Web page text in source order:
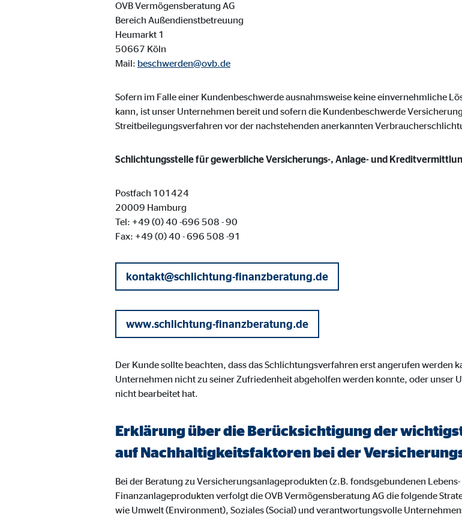
OVB Vermögensberatung AG
Bereich Außendienstbetreuung
Heumarkt 1
50667 Köln
Mail: beschwerden@ovb.de
Sofern im Falle einer Kundenbeschwerde ausnahmsweise keine einvernehmliche
kann, ist unser Unternehmen bereit und sofern die Kundenbeschwerde
Streitbeilegungsverfahren vor der nachstehenden anerkannten
Schlichtungsstelle für gewerbliche Versicherungs-, Anlage- und
Postfach 101424
20009 Hamburg
Tel: +49 (0) 40 -696 508 - 90
Fax: +49 (0) 40 - 696 508 -91
kontakt@schlichtung-finanzberatung.de
www.schlichtung-finanzberatung.de
Der Kunde sollte beachten, dass das Schlichtungsverfahren erst angerufen werden
Unternehmen nicht zu seiner Zufriedenheit abgeholfen werden konnte, oder unser
nicht bearbeitet hat.
Erklärung über die Berücksichtigung der
auf Nachhaltigkeitsfaktoren bei der
Bei der Beratung zu Versicherungsanlageprodukten (z.B. fondsgebundenen
Finanzanlageprodukten verfolgt die OVB Vermögensberatung AG die folgende
wie Umwelt (Environment), Soziales (Social) und verantwortungsvolle
Anbieter: Adform A/S
Externe Medien
Inhalte von Video- und Kartenplattformen werden beim Besuch unserer Webseite standardmäßig
Google Maps | Empfänger: OVB, Google Ireland Ltd.
google_maps
Anbieter: Google Ireland Ltd.
Cookie Laufzeit: 24 Monate
Zweck: Einbinden von Videos
Cookie Laufzeit: 24 Monate